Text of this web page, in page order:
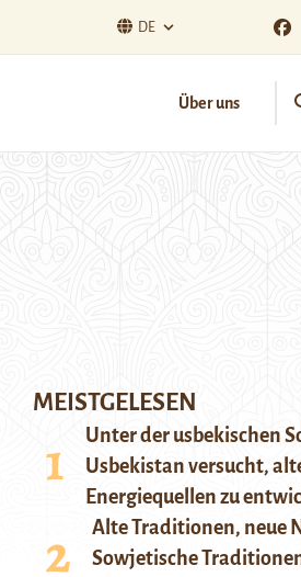
DE
Über uns
MEISTGELESEN
Unter der usbekischen
Usbekistan versucht,
Energiequellen zu
Alte Traditionen, neue
Sowjetische